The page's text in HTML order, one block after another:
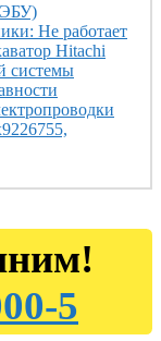
Не работает
Hitachi
системы
5